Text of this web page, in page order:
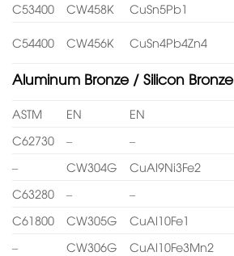
C53400 CW458K CuSn5Pb1
C54400 CW456K CuSn4Pb4Zn4
Aluminum Bronze / Silicon Bronze
ASTM EN EN
C62730
– –
–
CW304G CuAl9Ni3Fe2
C63280
– –
C61800
CW305G CuAl10Fe1
–
CW306G CuAl10Fe3Mn2